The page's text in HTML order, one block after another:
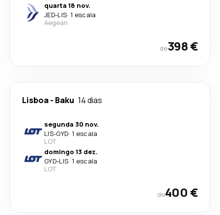
quarta 18 nov.
JED-LIS· 1 escala
Aegean
de398 €
Lisboa- Baku 14 dias
segunda 30 nov.
LIS-GYD· 1 escala
LOT
domingo 13 dez.
GYD-LIS· 1 escala
LOT
de400 €